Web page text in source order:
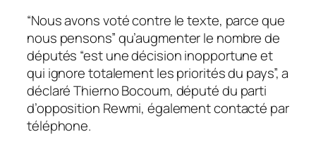
“Nous avons voté contre le texte, parce que
nous pensons” qu’augmenter le nombre de
députés “est une décision inopportune et
qui ignore totalement les priorités du pays”, a
déclaré Thierno Bocoum, député du parti
d’opposition Rewmi, également contacté par
téléphone.